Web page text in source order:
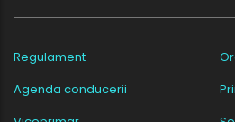
Regulament
Agenda conducerii